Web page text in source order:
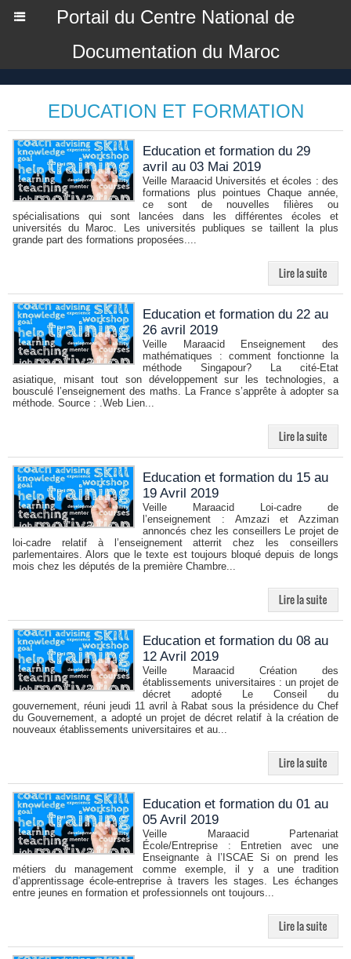
Portail du Centre National de
Documentation du Maroc
EDUCATION ET FORMATION
Education et formation du 29
avril au 03 Mai 2019
Veille Maraacid Universités et écoles : des
formations plus pointues Chaque année,
ce sont de nouvelles filières ou
spécialisations qui sont lancées dans les différentes écoles et
universités du Maroc. Les universités publiques se taillent la plus
grande part des formations proposées....
Education et formation du 22 au
26 avril 2019
Veille Maraacid Enseignement des
mathématiques : comment fonctionne la
méthode Singapour? La cité-Etat
asiatique, misant tout son développement sur les technologies, a
bousculé l’enseignement des maths. La France s’apprête à adopter sa
méthode. Source : .Web Lien...
Education et formation du 15 au
19 Avril 2019
Veille Maraacid Loi-cadre de
l’enseignement : Amzazi et Azziman
annoncés chez les conseillers Le projet de
loi-cadre relatif à l’enseignement atterrit chez les conseillers
parlementaires. Alors que le texte est toujours bloqué depuis de longs
mois chez les députés de la première Chambre...
Education et formation du 08 au
12 Avril 2019
Veille Maraacid Création des
établissements universitaires : un projet de
décret adopté Le Conseil du
gouvernement, réuni jeudi 11 avril à Rabat sous la présidence du Chef
du Gouvernement, a adopté un projet de décret relatif à la création de
nouveaux établissements universitaires et au...
Education et formation du 01 au
05 Avril 2019
Veille Maraacid Partenariat
École/Entreprise : Entretien avec une
Enseignante à l’ISCAE Si on prend les
métiers du management comme exemple, il y a une tradition
d’apprentissage école-entreprise à travers les stages. Les échanges
entre jeunes en formation et professionnels ont toujours...